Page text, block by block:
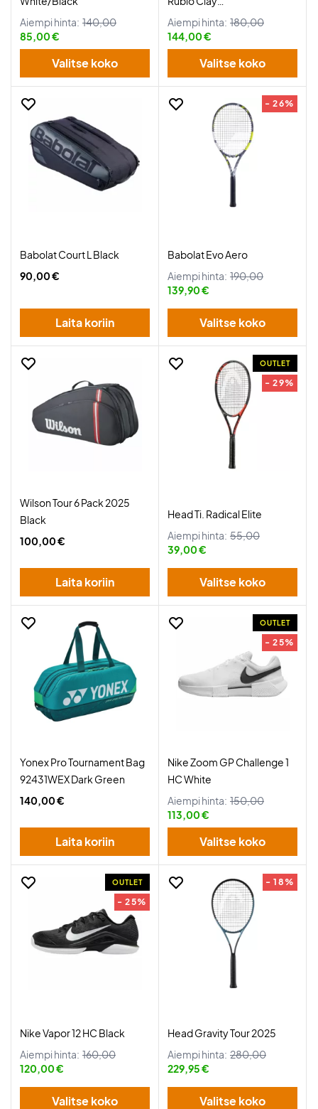
Aiempi hinta: 140,00
85,00 €
Valitse koko
Egret/Turbulence
Aiempi hinta: 180,00
144,00 €
Valitse koko
Babolat Court L Black
90,00 €
Laita koriin
- 26%
Babolat Evo Aero
Aiempi hinta: 190,00
139,90 €
Valitse koko
Wilson Tour 6 Pack 2025
Black
100,00 €
Laita koriin
OUTLET
- 29%
Head Ti. Radical Elite
Aiempi hinta: 55,00
39,00 €
Valitse koko
Yonex Pro Tournament Bag
92431WEX Dark Green
140,00 €
Laita koriin
OUTLET
- 25%
Nike Zoom GP Challenge 1
HC White
Aiempi hinta: 150,00
113,00 €
Valitse koko
OUTLET
- 25%
Nike Vapor 12 HC Black
Aiempi hinta: 160,00
120,00 €
Valitse koko
- 18%
Head Gravity Tour 2025
Aiempi hinta: 280,00
229,95 €
Valitse koko